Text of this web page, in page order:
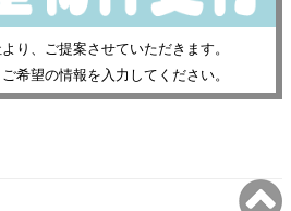
り、ご提案させていただきます。
希望の情報を入力してください。